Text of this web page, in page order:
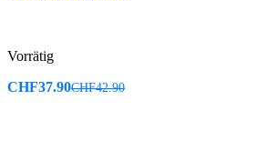
Vorrätig
CHF37.90CHF42.90